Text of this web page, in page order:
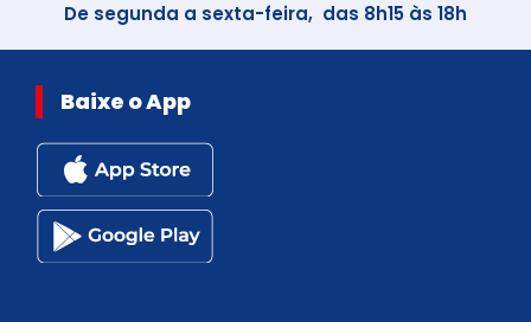
De segunda a sexta-feira, das 8h15 às 18h
Baixe o App